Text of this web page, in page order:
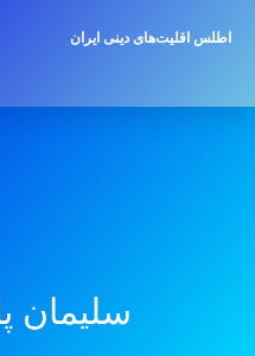
اطلس اقلیت‌های دینی ایران